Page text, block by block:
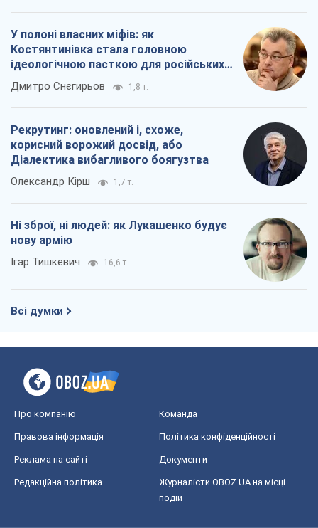
У полоні власних міфів: як
Костянтинівка стала головною
ідеологічною пасткою для російських
окупантів
Дмитро Снєгирьов 1,8 т.
Рекрутинг: оновлений і, схоже,
корисний ворожий досвід, або
Діалектика вибагливого боягузтва
Олександр Кірш 1,7 т.
Ні зброї, ні людей: як Лукашенко будує
нову армію
Ігар Тишкевич 16,6 т.
Всі думки
Про компанію Команда
Правова інформація Політика конфіденційності
Реклама на сайті Документи
Редакційна політика
Журналісти OBOZ.UA на місці
подій